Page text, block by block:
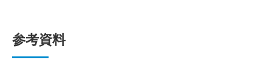
参考資料